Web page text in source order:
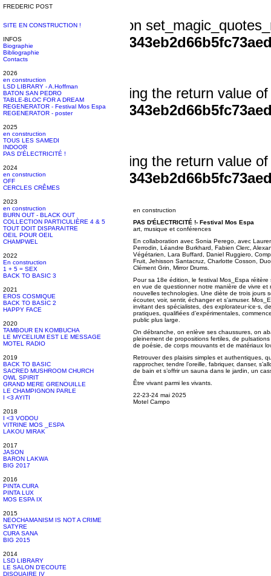
Deprecated: Function
/home/clients/
line16
Deprecated : Assigning the return value
/home/clients/
line
Deprecated
: Assigning the return value
/home/clients/
line93
FREDERIC POST
SITE EN CONSTRUCTION !
INFOS
Biographie
Bibliographie
Contacts
2026
en construction
LSD LIBRARY - A.Hoffman
BATON SAN PEDRO
TABLE-BLOC FOR A DREAM
REGENERATOR - Festival Mos Espa
REGENERATOR - poster
2025
en construction
TOUS LES SAMEDI
INDOOR
PAS D'ÉLECTRICITÉ !
2024
en construction
OFF
CERCLES CRÊMES
2023
en construction
BURN OUT - BLACK OUT
COLLECTION PARTICULIÈRE 4 & 5
TOUT DOIT DISPARAITRE
OEIL POUR OEIL
CHAMPWEL
2022
En construction
1 + 5 = SEX
BACK TO BASIC 3
2021
EROS COSMIQUE
BACK TO BASIC 2
HAPPY FACE
2020
TAMBOUR EN KOMBUCHA
LE MYCELIUM EST LE MESSAGE
MOTEL RADIO
2019
BACK TO BASIC
SACRED MUSHROOM CHURCH
OWL SPIRIT
GRAND MERE GRENOUILLE
LE CHAMPIGNON PARLE
I <3 AYITI
2018
I <3 VODOU
VITRINE MOS _ESPA
LAKOU MIRAK
2017
JASON
BARON LAKWA
BIG 2017
2016
PINTA CURA
PINTA LUX
MOS ESPA IX
2015
NEOCHAMANISM IS NOT A CRIME
SATYRE
CURA SANA
BIG 2015
2014
LSD LIBRARY
LE SALON D'ECOUTE
DISQUAIRE IV
en construction
PAS D'ÉLECTRICITÉ !- Festival Mos Espa
art, musique et conférences
En collaboration avec Sonia Perego, avec
Perrodin, Léandre Burkhard, Fabien Clerc,
Végétarien, Lara Buffard, Daniel Ruggiero,
Fruit, Jehisson Santacruz, Charlotte Cosson,
Clément Grin, Mirror Drums.
Pour sa 18e édition, le festival Mos_Espa réitère
en vue de questionner notre manière de vivre
nouvelles technologies. Une diète de trois jours
écouter, voir, sentir, échanger et s’amuser.
invitant des spécialistes, des explorateur·ice·s,
pratiques, qualifiées d’expérimentales,
public plus large.
On débranche, on enlève ses chaussures, on
pleinement de propositions fertiles, de
de poésie, de corps mouvants et de matériaux
Retrouver des plaisirs simples et authentiques,
rapprocher, tendre l’oreille, fabriquer, danser,
de bain et s’offrir un sauna dans le jardin, un
Être vivant parmi les vivants.
22-23-24 mai 2025
Motel Campo